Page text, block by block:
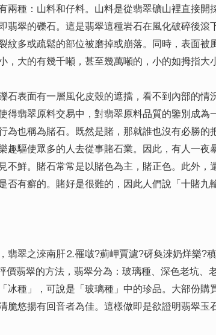
種：山料和仔料。山料是從翡翠礦山裡直接開
翠的礫石。這是翡翠這種岩石在風化破碎後
紋多或疏鬆的部位被磨掉或崩落。同時，表面
大的有幾千噸，甚至幾萬噸的，小的如拇指大
表面有一層風化皮殼的遮擋，看不到內部的情
得翡翠原料交易中，對翡翠原料品質的鑒別成
為也稱為賭石。既然是賭，那就誰也沒有必勝
趣驅使眾多的人去從事賭石業。因此，有人一
不鮮。賭石常常是以賭色為主，賭正色。此外
有癬的。賭好是很難的，因此人們說「十賭九
翠之淶南肝⒉罹啵?薊岬賈濾?砑奐淶奶烊樂?
翡翠的方法，翡翠分為：玻璃種、深色老坑、
種」，可說是「玻璃種」中的珍品。大部份
悠揚有回音者為佳。這樣做即是欲證明翡翠玉